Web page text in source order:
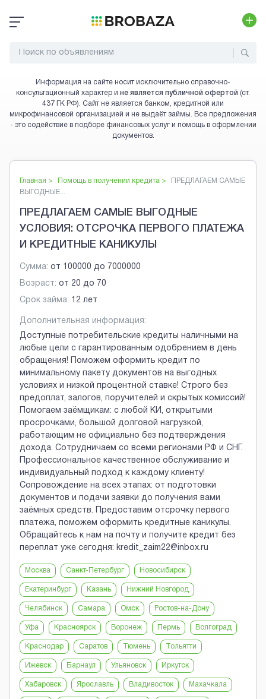
Информация на сайте носит исключительно справочно-
консультационный характер и не является публичной офертой (ст.
437 ГК РФ). Сайт не является банком, кредитной или
микрофинансовой организацией и не выдаёт займы. Все предложения
- это содействие в подборе финансовых услуг и помощь в оформлении
документов.
Главная > Помощь в получении кредита >
ПРЕДЛАГАЕМ САМЫЕ
ВЫГОДНЫЕ...
ПРЕДЛАГАЕМ САМЫЕ ВЫГОДНЫЕ
УСЛОВИЯ: ОТСРОЧКА ПЕРВОГО ПЛАТЕЖА
И КРЕДИТНЫЕ КАНИКУЛЫ
Сумма: от 100000 до 7000000
Возраст: от 20 до 70
Срок займа: 12 лет
Дополнительная информация:
Доступные потребительские кредиты наличными на
любые цели с гарантированным одобрением в день
обращения! Поможем оформить кредит по
минимальному пакету документов на выгодных
условиях и низкой процентной ставке! Строго без
предоплат, залогов, поручителей и скрытых комиссий!
Помогаем заёмщикам: с любой КИ, открытыми
просрочками, большой долговой нагрузкой,
работающим не официально без подтверждения
дохода. Сотрудничаем со всеми регионами РФ и СНГ.
Профессиональное качественное обслуживание и
индивидуальный подход к каждому клиенту!
Сопровождение на всех этапах: от подготовки
документов и подачи заявки до получения вами
заёмных средств. Предоставим отсрочку первого
платежа, поможем оформить кредитные каникулы.
Обращайтесь к нам на почту и получите кредит без
переплат уже сегодня: kredit_zaim22@inbox.ru
Москва Санкт-Петербург Новосибирск
Екатеринбург Казань Нижний Новгород
Челябинск Самара Омск Ростов-на-Дону
Уфа Красноярск Воронеж Пермь Волгоград
Краснодар Саратов Тюмень Тольятти
Ижевск Барнаул Ульяновск Иркутск
Хабаровск Ярославль Владивосток Махачкала